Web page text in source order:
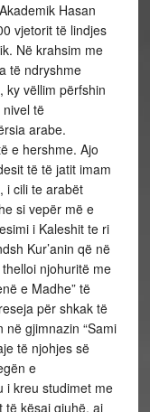
Hasan
vjetorit të lindjes
Në krahsim me
të ndryshme
ky vëllim përfshin
të
arabe.
e hershme. Ajo
të të jatit imam
i cili te arabët
si vepër më e
i Kaleshit te ri
Kur’anin që në
njohuritë me
e Madhe” të
për shkak të
gjimnazin “Sami
të njohjes së
e
i kreu studimet me
të kësaj gjuhë, ai